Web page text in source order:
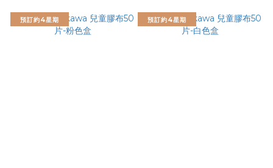
預訂約4星期 預訂約4星期